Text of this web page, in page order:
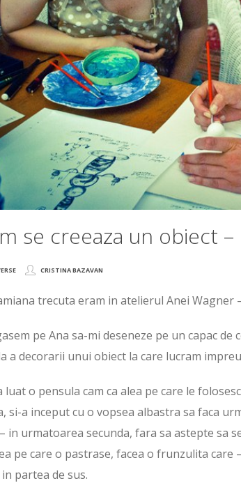
se creeaza un obiect
CRISTINA BAZAVAN
trecuta eram in atelierul Anei Wagner
pe Ana sa-mi deseneze pe un capac de
a decorarii unui obiect la care lucram
luat o pensula cam ca alea pe care le
si-a inceput cu o vopsea albastra sa faca
in urmatoarea secunda, fara sa astepte sa
pe care o pastrase, facea o frunzulita
partea de sus.